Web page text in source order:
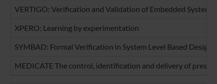
VERTIGO: Verification and Validation of Embedded
XPERO: Learning by experimentation
SYMBAD: Formal Verification in System Level Based Design
MEDICATE The control, identification and delivery of